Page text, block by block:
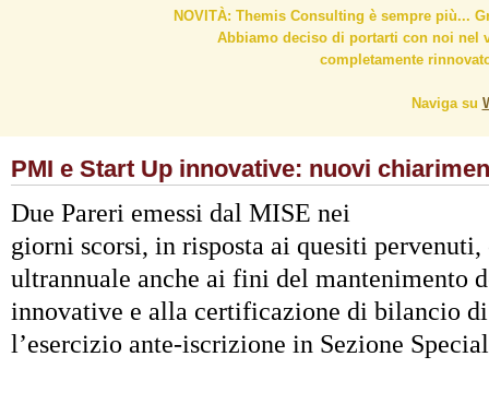
NOVITÀ: Themis Consulting è sempre più...
Abbiamo deciso di portarti con noi nel
completamente
Naviga su
PMI e Start Up innovative: nuovi
Due Pareri emessi dal MISE nei
giorni scorsi, in risposta ai quesiti pervenuti,
ultrannuale anche ai fini del mantenimento
innovative e alla certificazione di bilancio
l’esercizio ante-iscrizione in Sezione